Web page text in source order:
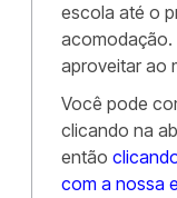
escola até o
acomodação.
aproveitar ao
Você pode
clicando na
então
com a nossa